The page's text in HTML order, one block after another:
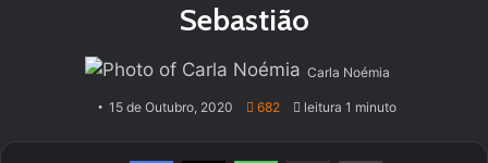
Sebastião
Carla Noémia
15 de Outubro, 2020 682 leitura 1 minuto